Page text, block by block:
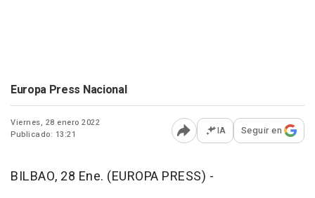
Europa Press Nacional
Viernes, 28 enero 2022
Publicado: 13:21
Abrir opciones para
IA Seguir en
BILBAO, 28 Ene. (EUROPA PRESS) -